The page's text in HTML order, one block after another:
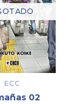
ECC
02